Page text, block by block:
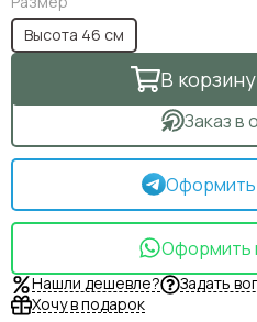
Высота 46 см
В корзину
Заказ в
Оформить
Оформить
Нашли дешевле? Задать
Хочу в подарок